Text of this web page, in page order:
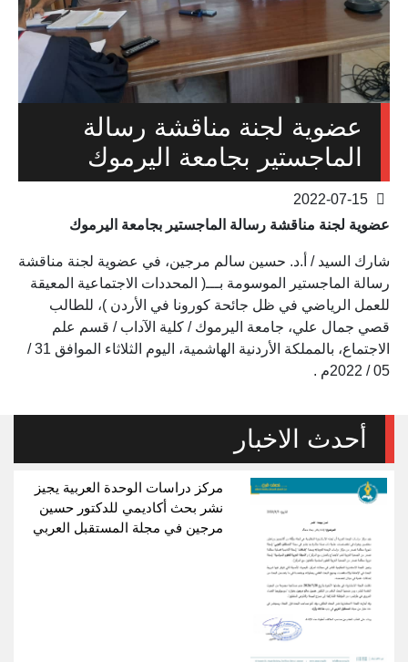
عضوية لجنة مناقشة رسالة
الماجستير بجامعة اليرموك
عضوية لجنة مناقشة رسالة الماجستير بجامعة اليرموك
شارك السيد / أ.د. حسين سالم مرجين، في عضوية لجنة مناقشة
رسالة الماجستير الموسومة بـــ( المحددات الاجتماعية المعيقة
للعمل الرياضي في ظل جائحة كورونا في الأردن )، للطالب
قصي جمال علي، جامعة اليرموك / كلية الآداب / قسم علم
الاجتماع، بالمملكة الأردنية الهاشمية، اليوم الثلاثاء الموافق 31 /
05 / 2022م .
أحدث الاخبار
مركز دراسات الوحدة العربية يجيز
نشر بحث أكاديمي للدكتور حسين
مرجين في مجلة المستقبل العربي